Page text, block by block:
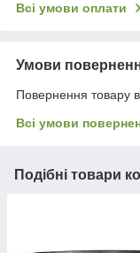
Всі умови оплати
Умови
Повернення товару
Всі умови
Подібні товари